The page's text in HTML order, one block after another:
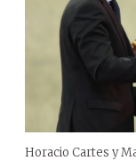
Horacio Cartes y